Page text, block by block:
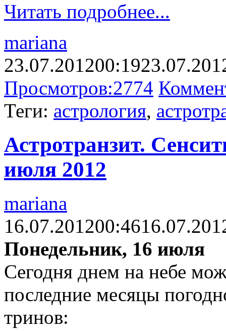
Читать подробнее...
mariana
23.07.201200:19
Просмотров:2774
Теги: астрология,
Астротранзит.
июля 2012
mariana
16.07.201200:46
Понедельник, 16 июля
Сегодня днем на небе
последние месяцы
тринов: